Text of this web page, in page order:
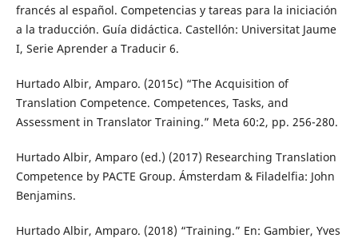
francés al español. Competencias y tareas para la iniciación
a la traducción. Guía didáctica. Castellón: Universitat Jaume
I, Serie Aprender a Traducir 6.
Hurtado Albir, Amparo. (2015c) “The Acquisition of
Translation Competence. Competences, Tasks, and
Assessment in Translator Training.” Meta 60:2, pp. 256-280.
Hurtado Albir, Amparo (ed.) (2017) Researching Translation
Competence by PACTE Group. Ámsterdam & Filadelfia: John
Benjamins.
Hurtado Albir, Amparo. (2018) “Training.” En: Gambier, Yves